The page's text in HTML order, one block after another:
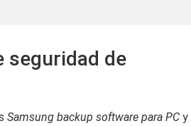
seguridad de
Samsung backup software para PC y